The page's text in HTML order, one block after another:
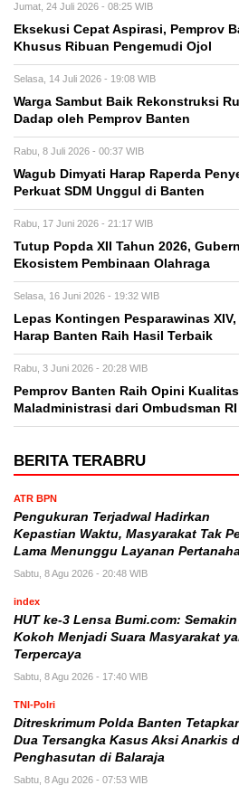
Jumat, 24 Juli 2026 - 08:25 WIB
Eksekusi Cepat Aspirasi, Pemprov
Khusus Ribuan Pengemudi Ojol
Selasa, 14 Juli 2026 - 19:08 WIB
Warga Sambut Baik Rekonstruksi
Dadap oleh Pemprov Banten
Rabu, 8 Juli 2026 - 00:37 WIB
Wagub Dimyati Harap Raperda
Perkuat SDM Unggul di Banten
Rabu, 17 Juni 2026 - 21:17 WIB
Tutup Popda XII Tahun 2026,
Ekosistem Pembinaan Olahraga
Selasa, 16 Juni 2026 - 19:32 WIB
Lepas Kontingen Pesparawinas
Harap Banten Raih Hasil Terbaik
Rabu, 3 Juni 2026 - 20:28 WIB
Pemprov Banten Raih Opini
Maladministrasi dari Ombudsman RI
BERITA TERABRU
ATR BPN
Pengukuran Terjadwal Hadirkan
Kepastian Waktu, Masyarakat Tak
Lama Menunggu Layanan
Sabtu, 8 Agu 2026 - 20:48 WIB
index
HUT ke-3 Lensa Bumi.com: Semakin
Kokoh Menjadi Suara Masyarakat
Terpercaya
Sabtu, 8 Agu 2026 - 17:40 WIB
TNI-Polri
Ditreskrimum Polda Banten
Dua Tersangka Kasus Aksi Anarkis
Penghasutan di Balaraja
Sabtu, 8 Agu 2026 - 07:53 WIB